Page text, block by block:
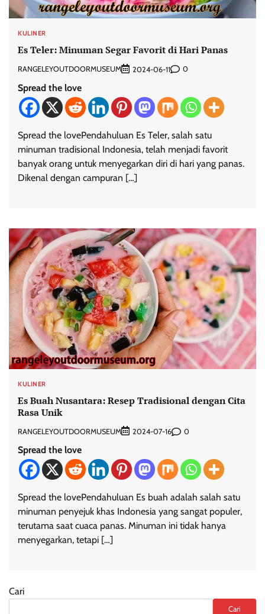
KULINER
Es Teler: Minuman Segar Favorit di Hari Panas
RANGELEYOUTDOORMUSEUM 2024-06-11 0
Spread the love
Spread the lovePendahuluan Es Teler, salah satu
minuman tradisional Indonesia, telah menjadi favorit
banyak orang untuk menyegarkan diri di hari yang panas.
Dikenal dengan campuran […]
KULINER
Es Buah Nusantara: Resep Tradisional dengan Cita
Rasa Unik
RANGELEYOUTDOORMUSEUM 2024-07-16 0
Spread the love
Spread the lovePendahuluan Es buah adalah salah satu
minuman penyejuk khas Indonesia yang sangat populer,
terutama saat cuaca panas. Minuman ini tidak hanya
menyegarkan, tetapi […]
Cari
Cari